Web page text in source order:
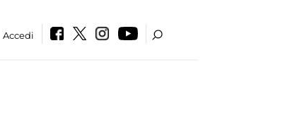
Accedi